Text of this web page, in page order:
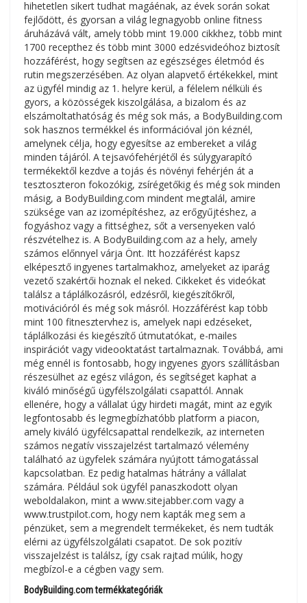
hihetetlen sikert tudhat magáénak, az évek során sokat
fejlődött, és gyorsan a világ legnagyobb online fitness
áruházává vált, amely több mint 19.000 cikkhez, több mint
1700 recepthez és több mint 3000 edzésvideóhoz biztosít
hozzáférést, hogy segítsen az egészséges életmód és
rutin megszerzésében. Az olyan alapvető értékekkel, mint
az ügyfél mindig az 1. helyre kerül, a félelem nélküli és
gyors, a közösségek kiszolgálása, a bizalom és az
elszámoltathatóság és még sok más, a BodyBuilding.com
sok hasznos termékkel és információval jön kéznél,
amelynek célja, hogy egyesítse az embereket a világ
minden tájáról. A tejsavófehérjétől és súlygyarapító
termékektől kezdve a tojás és növényi fehérjén át a
tesztoszteron fokozókig, zsírégetőkig és még sok minden
másig, a BodyBuilding.com mindent megtalál, amire
szüksége van az izomépítéshez, az erőgyűjtéshez, a
fogyáshoz vagy a fittséghez, sőt a versenyeken való
részvételhez is. A BodyBuilding.com az a hely, amely
számos előnnyel várja Önt. Itt hozzáférést kapsz
elképesztő ingyenes tartalmakhoz, amelyeket az iparág
vezető szakértői hoznak el neked. Cikkeket és videókat
találsz a táplálkozásról, edzésről, kiegészítőkről,
motivációról és még sok másról. Hozzáférést kap több
mint 100 fitnesztervhez is, amelyek napi edzéseket,
táplálkozási és kiegészítő útmutatókat, e-mailes
inspirációt vagy videooktatást tartalmaznak. Továbbá, ami
még ennél is fontosabb, hogy ingyenes gyors szállításban
részesülhet az egész világon, és segítséget kaphat a
kiváló minőségű ügyfélszolgálati csapattól. Annak
ellenére, hogy a vállalat úgy hirdeti magát, mint az egyik
legfontosabb és legmegbízhatóbb platform a piacon,
amely kiváló ügyfélcsapattal rendelkezik, az interneten
számos negatív visszajelzést tartalmazó vélemény
található az ügyfelek számára nyújtott támogatással
kapcsolatban. Ez pedig hatalmas hátrány a vállalat
számára. Például sok ügyfél panaszkodott olyan
weboldalakon, mint a www.sitejabber.com vagy a
www.trustpilot.com, hogy nem kapták meg sem a
pénzüket, sem a megrendelt termékeket, és nem tudták
elérni az ügyfélszolgálati csapatot. De sok pozitív
visszajelzést is találsz, így csak rajtad múlik, hogy
megbízol-e a cégben vagy sem.
BodyBuilding.com termékkategóriák